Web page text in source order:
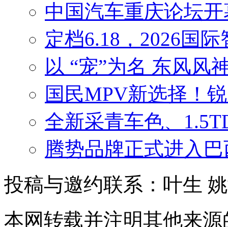
中国汽车重庆论坛
定档6.18，2026国
以 “宠”为名 东风风
国民MPV新选择！
全新采青车色、
腾势品牌正式进入
投稿与邀约联系：叶生
本网转载并注明其他来